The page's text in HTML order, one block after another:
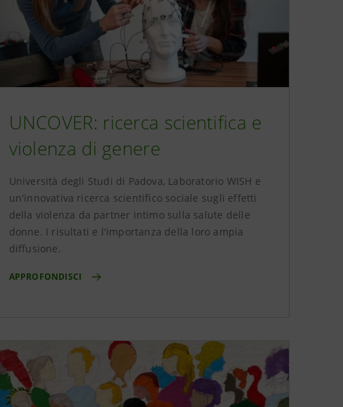
UNCOVER: ricerca scientifica e
violenza di genere
Università degli Studi di Padova, Laboratorio WISH e
un'innovativa ricerca scientifico sociale sugli effetti
della violenza da partner intimo sulla salute delle
donne. I risultati e l'importanza della loro ampia
diffusione.
APPROFONDISCI